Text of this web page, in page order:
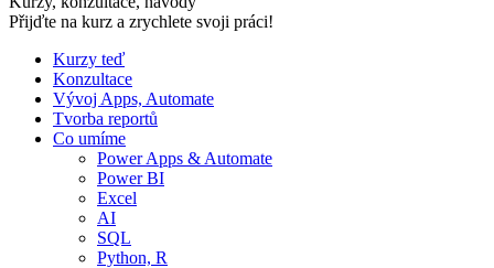
Přijďte na kurz a zrychlete svoji práci!
Kurzy teď
Konzultace
Vývoj Apps, Automate
Tvorba reportů
Co umíme
Power Apps & Automate
Power BI
Excel
AI
SQL
Python, R